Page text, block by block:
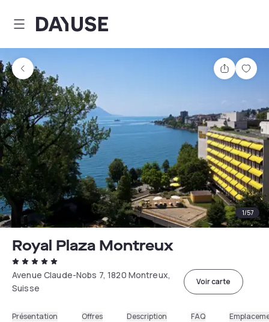
Dayuse
Partager
1/57
Royal Plaza Montreux
Avenue Claude-Nobs 7, 1820 Montreux,
Suisse
Voir carte
Présentation Offres Description FAQ